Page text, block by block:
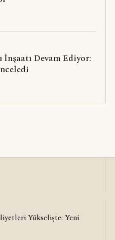
Devam Ediyor:
Yükselişte: Yeni